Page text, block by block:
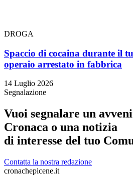
DROGA
Spaccio di cocaina durante il
operaio arrestato in fabbrica
14 Luglio 2026
Segnalazione
Vuoi segnalare un
Cronaca o una notizia
di interesse del tuo
Contatta la nostra redazione
cronachepicene.it